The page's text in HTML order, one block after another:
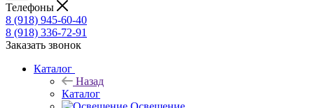
Телефоны
8 (918) 945-60-40
8 (918) 336-72-91
Заказать звонок
Каталог
Назад
Каталог